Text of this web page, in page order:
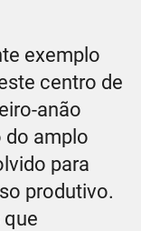
exemplo
centro de
anão
do amplo
para
produtivo.